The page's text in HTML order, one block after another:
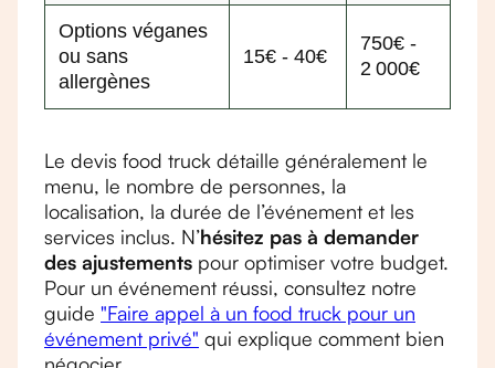
Options véganes
ou sans
allergènes
15€ - 40€
750€ -
2 000€
Le devis food truck détaille généralement le
menu, le nombre de personnes, la
localisation, la durée de l’événement et les
services inclus. N’hésitez pas à demander
des ajustements pour optimiser votre budget.
Pour un événement réussi, consultez notre
guide "Faire appel à un food truck pour un
événement privé" qui explique comment bien